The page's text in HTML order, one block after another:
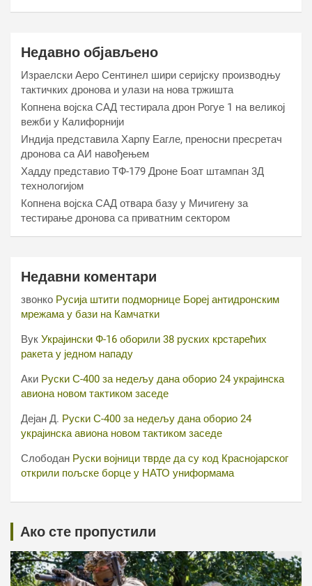
Недавно објављено
Израелски Аеро Сентинел шири серијску производњу
тактичких дронова и улази на нова тржишта
Копнена војска САД тестирала дрон Рогуе 1 на великој
вежби у Калифорнији
Индија представила Харпy Еагле, преносни пресретач
дронова са АИ навођењем
Хаддy представио ТФ-179 Дроне Боат штампан 3Д
технологијом
Копнена војска САД отвара базу у Мичигену за
тестирање дронова са приватним сектором
Недавни коментари
звонко Русија штити подморнице Бореј антидронским
мрежама у бази на Камчатки
Вук Украјински Ф-16 оборили 38 руских крстарећих
ракета у једном нападу
Аки Руски С-400 за недељу дана оборио 24 украјинска
авиона новом тактиком заседе
Дејан Д. Руски С-400 за недељу дана оборио 24
украјинска авиона новом тактиком заседе
Слободан Руски војници тврде да су код Краснојарског
открили пољске борце у НАТО униформама
Ако сте пропустили